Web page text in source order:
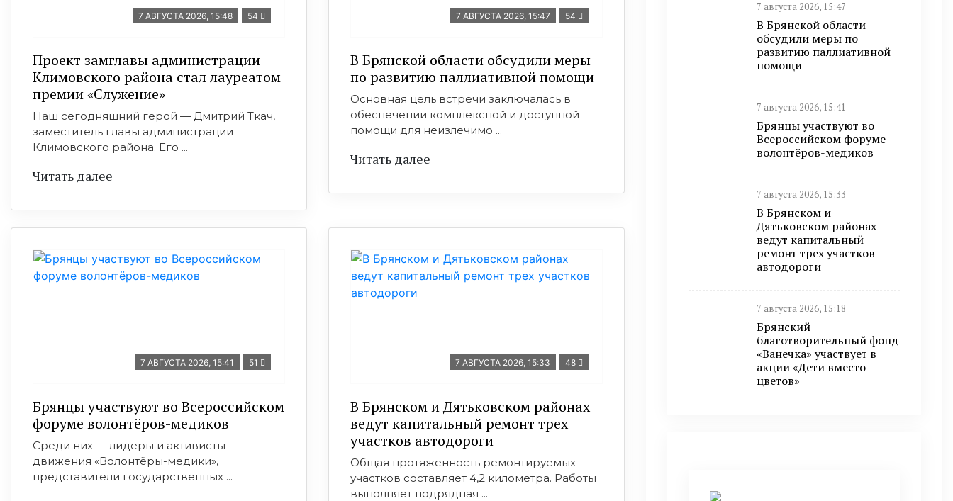
7 АВГУСТА 2026, 15:48 54
Проект замглавы администрации
Климовского района стал лауреатом
премии «Служение»
Наш сегодняшний герой — Дмитрий Ткач,
заместитель главы администрации
Климовского района. Его ...
Читать далее
7 АВГУСТА 2026, 15:47 54
В Брянской области обсудили меры
по развитию паллиативной помощи
Основная цель встречи заключалась в
обеспечении комплексной и доступной
помощи для неизлечимо ...
Читать далее
7 АВГУСТА 2026, 15:41 51
Брянцы участвуют во Всероссийском
форуме волонтёров-медиков
Среди них — лидеры и активисты
движения «Волонтёры-медики»,
представители государственных ...
7 АВГУСТА 2026, 15:33 48
В Брянском и Дятьковском районах
ведут капитальный ремонт трех
участков автодороги
Общая протяженность ремонтируемых
участков составляет 4,2 километра. Работы
выполняет подрядная ...
7 августа 2026, 15:47
В Брянской области
обсудили меры по
развитию паллиативной
помощи
7 августа 2026, 15:41
Брянцы участвуют во
Всероссийском форуме
волонтёров-медиков
7 августа 2026, 15:33
В Брянском и
Дятьковском районах
ведут капитальный
ремонт трех участков
автодороги
7 августа 2026, 15:18
Брянский
благотворительный фонд
«Ванечка» участвует в
акции «Дети вместо
цветов»